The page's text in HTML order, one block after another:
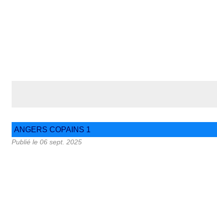
ANGERS COPAINS 1
Publié le 06 sept. 2025